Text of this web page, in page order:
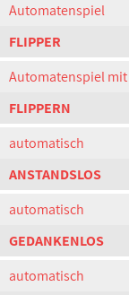
Automatenspiel
FLIPPER
Automatenspiel
FLIPPERN
automatisch
ANSTANDSLOS
automatisch
GEDANKENLOS
automatisch